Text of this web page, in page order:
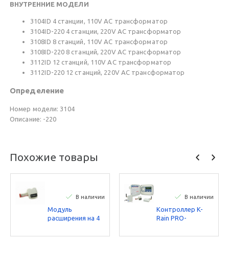
ВНУТРЕННИЕ МОДЕЛИ
3104ID 4 станции, 110V AC трансформатор
3104ID-220 4 станции, 220V AC трансформатор
3108ID 8 станций, 110V AC трансформатор
3108ID-220 8 станций, 220V AC трансформатор
3112ID 12 станций, 110V AC трансформатор
3112ID-220 12 станций, 220V AC трансформатор
Определение
Номер модели: 3104
Описание: -220
Похожие товары
В наличии
Модуль
расширения на 4
контроллеров K-
В наличии
Контроллер K-
Rain PRO-
станций,